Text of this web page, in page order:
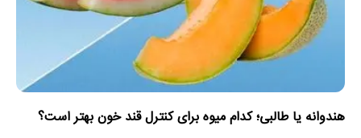
هندوانه یا طالبی؛ کدام‌ میوه برای کنترل قند خون بهتر است؟